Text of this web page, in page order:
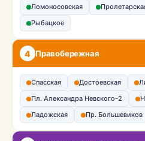
Ломоносовская
Рыбацкое
4 Правобережная
Спасская Достоевская
Пл. Александра Невского-2
Ладожская
Пр. Большевиков